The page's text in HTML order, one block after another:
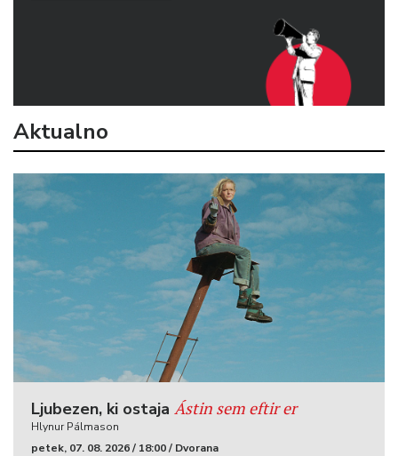
Aktualno
Ljubezen, ki ostaja Ástin sem eftir er
Hlynur Pálmason
petek, 07. 08. 2026 / 18:00 / Dvorana